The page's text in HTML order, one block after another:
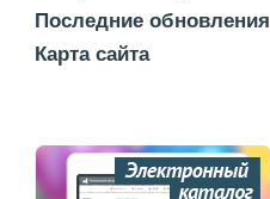
Последние обновления
Карта сайта